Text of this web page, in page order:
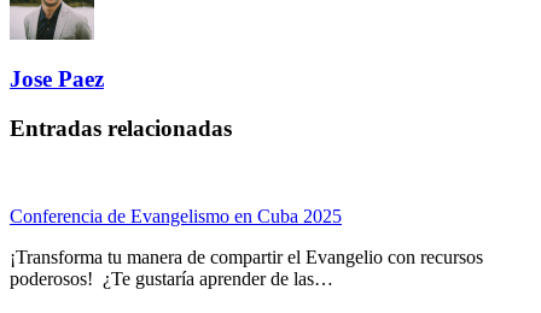
Jose Paez
Entradas relacionadas
Conferencia de Evangelismo en Cuba 2025
¡Transforma tu manera de compartir el Evangelio con recursos
poderosos! ¿Te gustaría aprender de las…